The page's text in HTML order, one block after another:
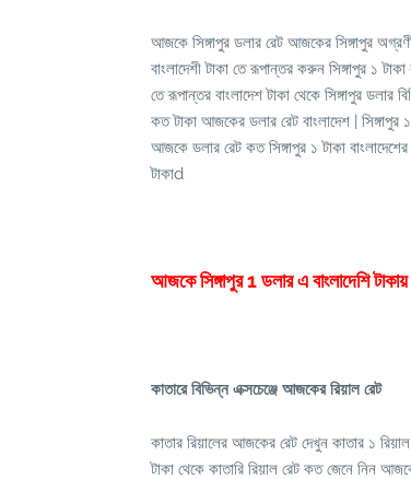
আজকে সিঙ্গাপুর ডলার রেট আজকের সিঙ্গাপুর
বাংলাদেশী টাকা তে রূপান্তর করুন সিঙ্গাপুর ১
তে রূপান্তর বাংলাদেশ টাকা থেকে সিঙ্গাপুর ডলার
কত টাকা আজকের ডলার রেট বাংলাদেশ | ‌সিঙ্গাপুর
আজকে ডলার রেট কত সিঙ্গাপুর ১ টাকা
টাকাd
আজকে সিঙ্গাপুর 1 ডলার এ বাংলাদেশি
কাতারে বিভিন্ন এক্সচেঞ্জে আজকের রিয়াল রেট
কাতার রিয়ালের আজকের রেট দেখুন কাতার ১
টাকা থেকে কাতারি রিয়াল রেট কত জেনে নিন